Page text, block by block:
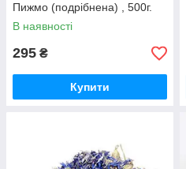
Пижмо (подрібнена) , 500г.
В наявності
295 ₴
Купити